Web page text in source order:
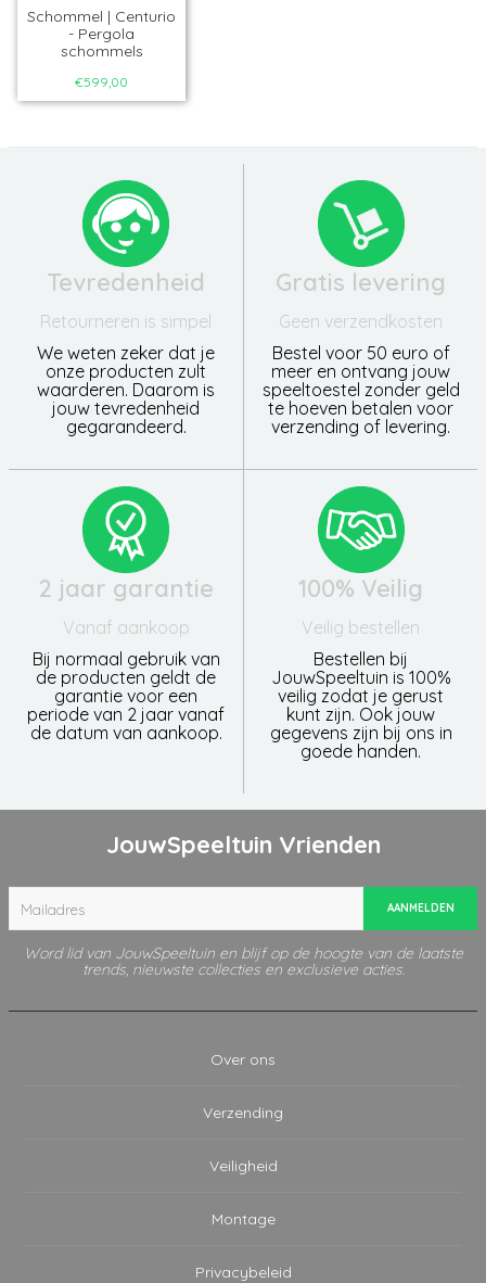
Schommel | Centurio
- Pergola
schommels
€599,00
Tevredenheid
Retourneren is simpel
We weten zeker dat je
onze producten zult
waarderen. Daarom is
jouw tevredenheid
gegarandeerd.
Gratis levering
Geen verzendkosten
Bestel voor 50 euro of
meer en ontvang jouw
speeltoestel zonder geld
te hoeven betalen voor
verzending of levering.
2 jaar garantie
Vanaf aankoop
Bij normaal gebruik van
de producten geldt de
garantie voor een
periode van 2 jaar vanaf
de datum van aankoop.
100% Veilig
Veilig bestellen
Bestellen bij
JouwSpeeltuin is 100%
veilig zodat je gerust
kunt zijn. Ook jouw
gegevens zijn bij ons in
goede handen.
JouwSpeeltuin Vrienden
AANMELDEN
Word lid van JouwSpeeltuin en blijf op de hoogte van de laatste
trends, nieuwste collecties en exclusieve acties.
Over ons
Verzending
Veiligheid
Montage
Privacybeleid